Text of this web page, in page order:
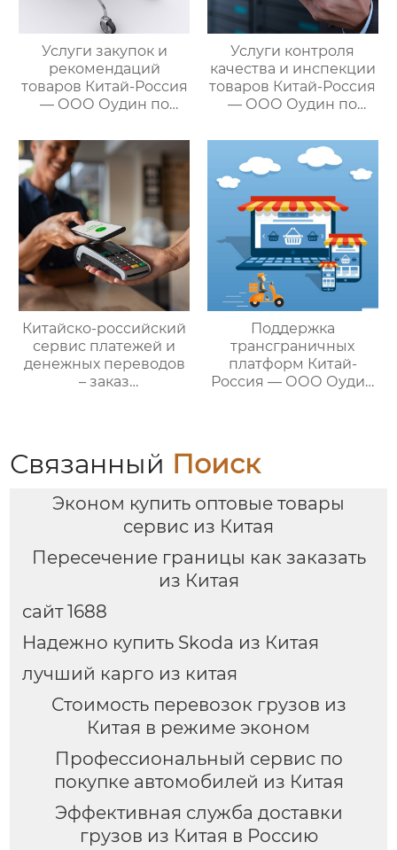
Услуги закупок и
рекомендаций
товаров Китай-Россия
— ООО Оудин по
международными
цепями поставок
Услуги контроля
качества и инспекции
товаров Китай-Россия
— ООО Оудин по
международными
цепями поставок
Китайско-российский
сервис платежей и
денежных переводов
– заказ
Поддержка
трансграничных
платформ Китай-
Россия — ООО Оудин
Связанный Поиск
Эконом купить оптовые товары
сервис из Китая
Пересечение границы как заказать
из Китая
сайт 1688
Надежно купить Skoda из Китая
лучший карго из китая
Стоимость перевозок грузов из
Китая в режиме эконом
Профессиональный сервис по
покупке автомобилей из Китая
Эффективная служба доставки
грузов из Китая в Россию